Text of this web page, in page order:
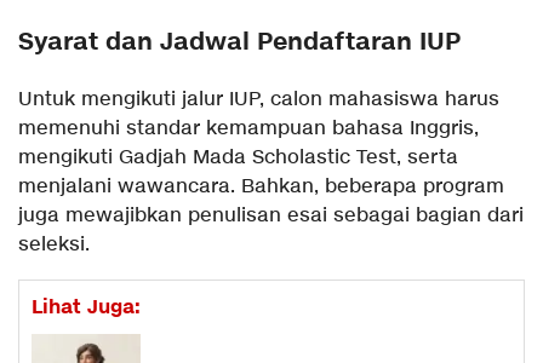
Syarat dan Jadwal Pendaftaran IUP
Untuk mengikuti jalur IUP, calon mahasiswa harus
memenuhi standar kemampuan bahasa Inggris,
mengikuti Gadjah Mada Scholastic Test, serta
menjalani wawancara. Bahkan, beberapa program
juga mewajibkan penulisan esai sebagai bagian dari
seleksi.
Lihat Juga: